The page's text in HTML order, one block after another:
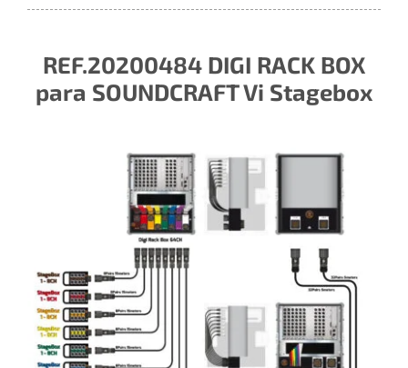
REF.20200484 DIGI RACK BOX
para SOUNDCRAFT Vi Stagebox